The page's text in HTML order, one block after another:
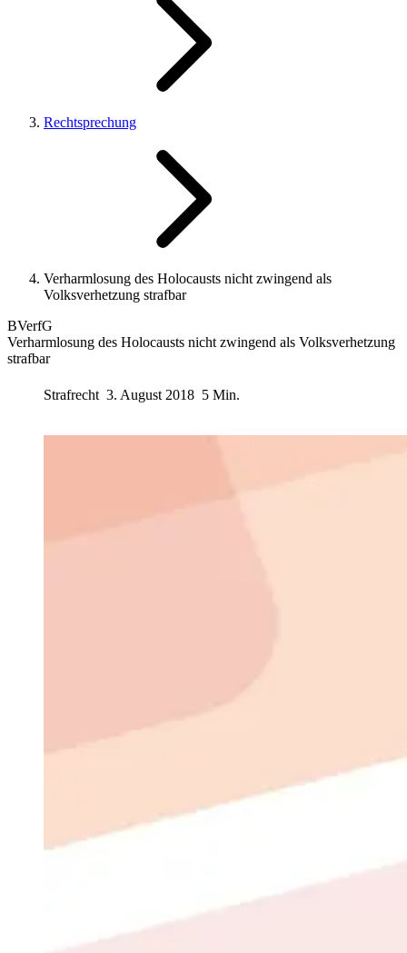
Rechtsprechung
Verharmlosung des Holocausts nicht zwingend als
Volksverhetzung strafbar
BVerfG
Verharmlosung des Holocausts nicht zwingend als Volksverhetzung
strafbar
Strafrecht 3. August 2018 5 Min.